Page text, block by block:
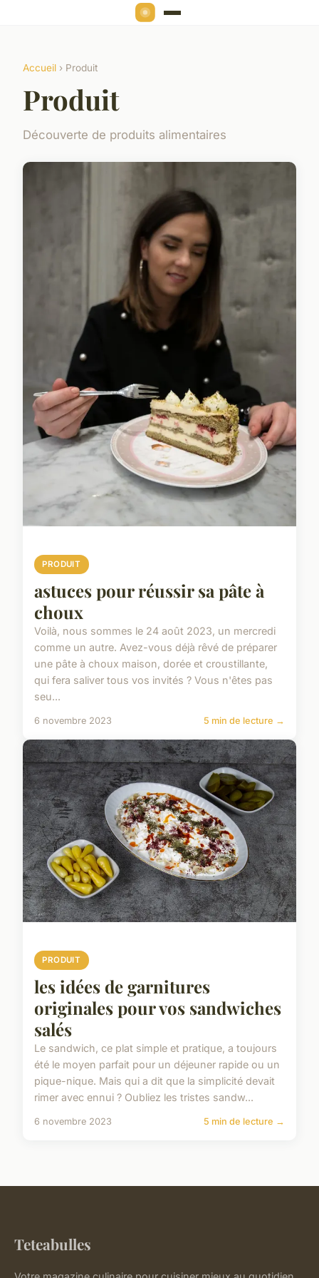
Accueil › Produit
Produit
Découverte de produits alimentaires
PRODUIT
astuces pour réussir sa pâte à
choux
Voilà, nous sommes le 24 août 2023, un mercredi
comme un autre. Avez-vous déjà rêvé de préparer
une pâte à choux maison, dorée et croustillante,
qui fera saliver tous vos invités ? Vous n'êtes pas
seu...
6 novembre 2023 5 min de lecture →
PRODUIT
les idées de garnitures
originales pour vos sandwiches
salés
Le sandwich, ce plat simple et pratique, a toujours
été le moyen parfait pour un déjeuner rapide ou un
pique-nique. Mais qui a dit que la simplicité devait
rimer avec ennui ? Oubliez les tristes sandw...
6 novembre 2023 5 min de lecture →
Teteabulles